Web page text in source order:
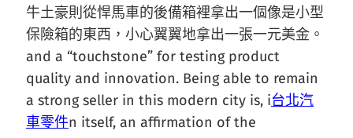
牛土豪則從悍馬車的後備箱裡拿出一個像是小型
保險箱的東西，小心翼翼地拿出一張一元美金。
and a “touchstone” for testing product
quality and innovation. Being able to remain
a strong seller in this modern city is, i台北汽
車零件n itself, an affirmation of the